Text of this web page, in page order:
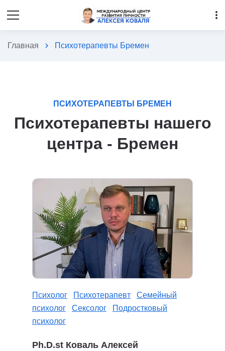
more_vert
Главная chevron_right Психотерапевты Бремен
ПСИХОТЕРАПЕВТЫ БРЕМЕН
Психотерапевты нашего
центра - Бремен
Психолог Психотерапевт
Семейный
психолог
Сексолог
Подростковый
психолог
Ph.D.st Коваль Алексей